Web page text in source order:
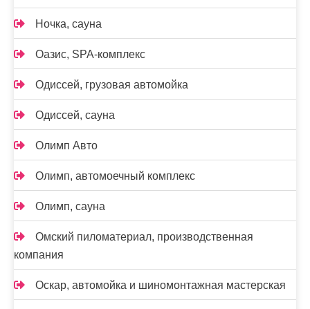
Ночка, сауна
Оазис, SPA-комплекс
Одиссей, грузовая автомойка
Одиссей, сауна
Олимп Авто
Олимп, автомоечный комплекс
Олимп, сауна
Омский пиломатериал, производственная
компания
Оскар, автомойка и шиномонтажная мастерская